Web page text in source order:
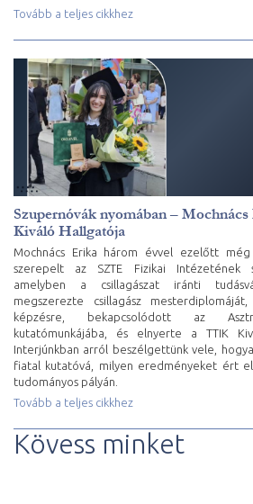
Tovább a teljes cikkhez
Szupernóvák nyomában –
Kiváló Hallgatója
Mochnács Erika három évvel ezelőtt
szerepelt az SZTE Fizikai Intézetének
amelyben a csillagászat iránti
megszerezte csillagász
képzésre, bekapcsolódott az
kutatómunkájába, és elnyerte a TTIK
Interjúnkban arról beszélgettünk vele,
fiatal kutatóvá, milyen eredményeket ért
tudományos pályán.
Tovább a teljes cikkhez
Kövess minket